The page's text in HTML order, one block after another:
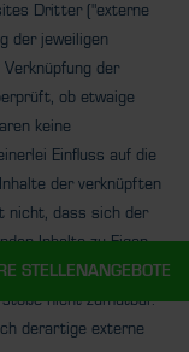
Dritter ("externe
der jeweiligen
der
ob etwaige
keine
Einfluss auf die
der verknüpften
nicht, dass sich der
Inhalte zu Eigen
ist für den
nicht zumutbar.
derartige externe
STELLENANGEBOTE